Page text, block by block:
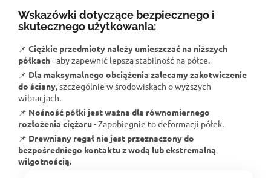
Wskazówki dotyczące bezpiecznego i
skutecznego użytkowania:
📌 Ciężkie przedmioty należy umieszczać na niższych
półkach- aby zapewnić lepszą stabilność na półce.
📌 Dla maksymalnego obciążenia zalecamy zakotwiczenie
do ściany , szczególnie w środowiskach o wyższych
wibracjach.
📌 Nośność półki jest ważna dla równomiernego
rozłożenia ciężaru- Zapobiegnie to deformacji półek.
📌 Drewniany regał nie jest przeznaczony do
bezpośredniego kontaktu z wodą lub ekstremalną
wilgotnością.